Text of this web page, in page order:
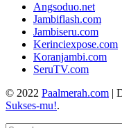
Angsoduo.net
Jambiflash.com
Jambiseru.com
Kerinciexpose.com
Koranjambi.com
SeruTV.com
© 2022 Paalmerah.com |
Sukses-mu!.